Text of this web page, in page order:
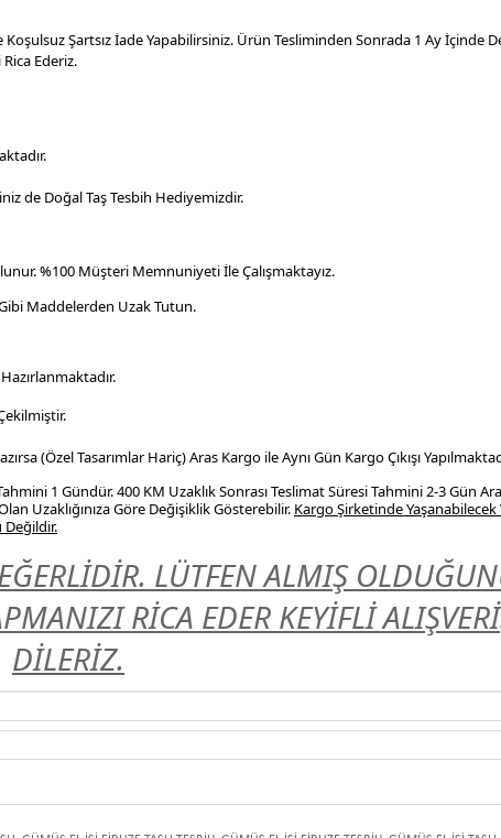
Şartsız İade Yapabilirsiniz. Ürün Tesliminden Sonrada 1 Ay İçinde
Ederiz.
.
de Doğal Taş Tesbih Hediyemizdir.
%100 Müşteri Memnuniyeti İle Çalışmaktayız.
Gibi Maddelerden Uzak Tutun.
(Özel Tasarımlar Hariç) Aras Kargo ile Aynı Gün Kargo Çıkışı
1 Gündür. 400 KM Uzaklık Sonrası Teslimat Süresi Tahmini 2-3 Gün
Uzaklığınıza Göre Değişiklik Gösterebilir. Kargo Şirketinde Yaşanabilecek
Değildir.
LÜTFEN ALMIŞ
RİCA EDER KEYİFLİ
DİLERİZ.